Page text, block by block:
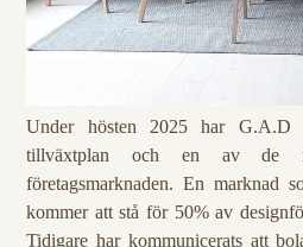
Under hösten 2025 har G.A.D
tillväxtplan och en av de
företagsmarknaden. En marknad
kommer att stå för 50% av
Tidigare har kommunicerats att